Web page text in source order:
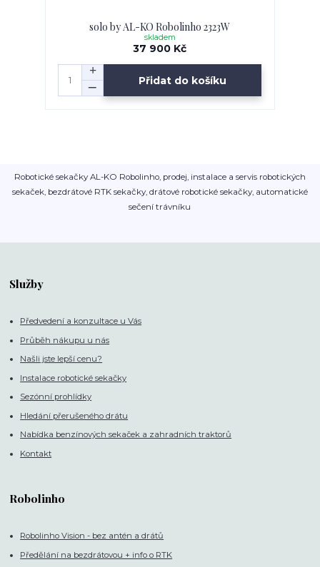
solo by AL-KO Robolinho 2323W
37 900 Kč
skladem
Přidat do košíku
Robotické sekačky AL-KO Robolinho, prodej, instalace a servis robotických
sekaček, bezdrátové RTK sekačky, drátové robotické sekačky, automatické
sečení trávníku
Služby
Předvedení a konzultace u Vás
Průběh nákupu u nás
Našli jste lepší cenu?
Instalace robotické sekačky
Sezónní prohlídky
Hledání přerušeného drátu
Nabídka benzínových sekaček a zahradních traktorů
Kontakt
Robolinho
Robolinho Vision - bez antén a drátů
Předělání na bezdrátovou + info o RTK